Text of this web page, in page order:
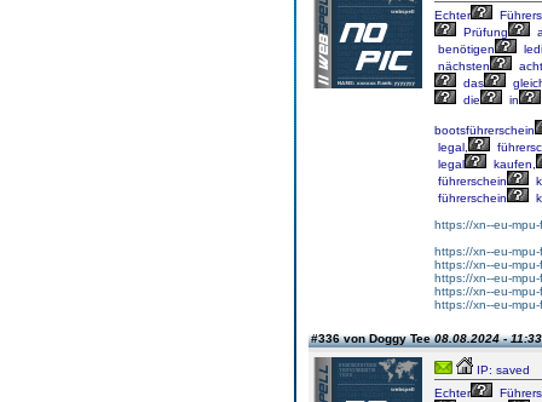
Echter
Prüfung
benötigen
nächsten
acht
das
die
in
bootsführerschein
legal,
legal
kaufen,
führerschein
führerschein
https://xn--eu-
https://xn--eu-
https://xn--eu-
https://xn--eu-
https://xn--eu-
https://xn--eu-
#336 von Doggy Tee08.08.2024 - 11:33
IP: saved
Echter